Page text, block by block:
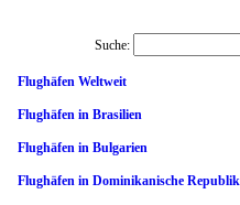
Suche:
Flughäfen Weltweit
Flughäfen in Brasilien
Flughäfen in Bulgarien
Flughäfen in Dominikanische Republik